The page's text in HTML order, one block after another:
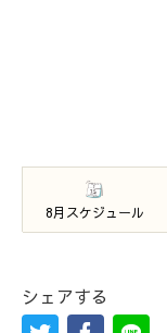
8月スケジュール
シェアする